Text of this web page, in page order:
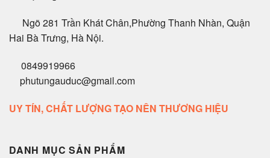
Ngõ 281 Trần Khát Chân,Phường Thanh Nhàn, Quận
Hai Bà Trưng, Hà Nội.
0849919966
phutungauduc@gmail.com
UY TÍN, CHẤT LƯỢNG TẠO NÊN THƯƠNG HIỆU
DANH MỤC SẢN PHẨM